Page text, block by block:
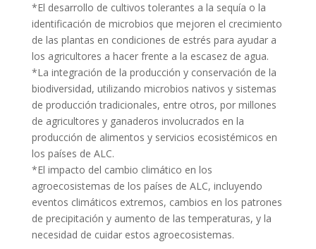
*El desarrollo de cultivos tolerantes a la sequía o la
identificación de microbios que mejoren el crecimiento
de las plantas en condiciones de estrés para ayudar a
los agricultores a hacer frente a la escasez de agua.
*La integración de la producción y conservación de la
biodiversidad, utilizando microbios nativos y sistemas
de producción tradicionales, entre otros, por millones
de agricultores y ganaderos involucrados en la
producción de alimentos y servicios ecosistémicos en
los países de ALC.
*El impacto del cambio climático en los
agroecosistemas de los países de ALC, incluyendo
eventos climáticos extremos, cambios en los patrones
de precipitación y aumento de las temperaturas, y la
necesidad de cuidar estos agroecosistemas.